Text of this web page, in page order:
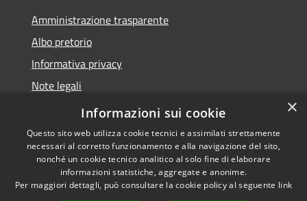
Amministrazione trasparente
Albo pretorio
Informativa privacy
Note legali
Dichiarazione di accessibilità
Accessibilità
Copyright © 2026 • Comune di
Linarolo • Powered by
×
Informazioni sui cookie
Questo sito web utilizza cookie tecnici e assimilati strettamente
necessari al corretto funzionamento e alla navigazione del sito,
nonché un cookie tecnico analitico al solo fine di elaborare
informazioni statistiche, aggregate e anonime.
Per maggiori dettagli, può consultare la cookie policy al seguente link